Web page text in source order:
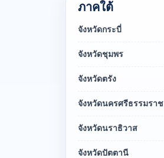
ภาคใต้
จังหวัดกระบี่
จังหวัดชุมพร
จังหวัดตรัง
จังหวัดนครศรีธรรมราช
จังหวัดนราธิวาส
จังหวัดปัตตานี